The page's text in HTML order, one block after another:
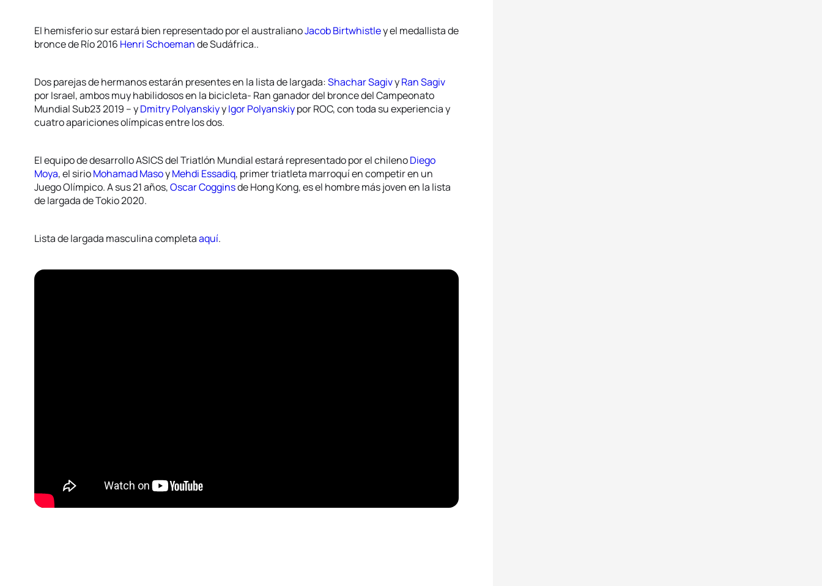
El hemisferio sur estará bien representado por el australianoJacob Birtwhistley el medallista de
bronce de Río 2016 Henri Schoemande Sudáfrica..
Dos parejas de hermanos estarán presentes en la lista de largada:Shachar SagivyRan Sagiv
por Israel, ambos muy habilidosos en la bicicleta- Ran ganador del bronce del Campeonato
Mundial Sub23 2019 – yDmitry PolyanskiyyIgor Polyanskiypor ROC, con toda su experiencia y
cuatro apariciones olímpicas entre los dos.
El equipo de desarrollo ASICS del Triatlón Mundial estará representado por el chilenoDiego
Moya, el sirioMohamad MasoyMehdi Essadiq, primer triatleta marroquí en competir en un
Juego Olímpico. A sus 21 años,Oscar Cogginsde Hong Kong, es el hombre más joven en la lista
de largada de Tokio 2020.
Lista de largada masculina completaaquí.